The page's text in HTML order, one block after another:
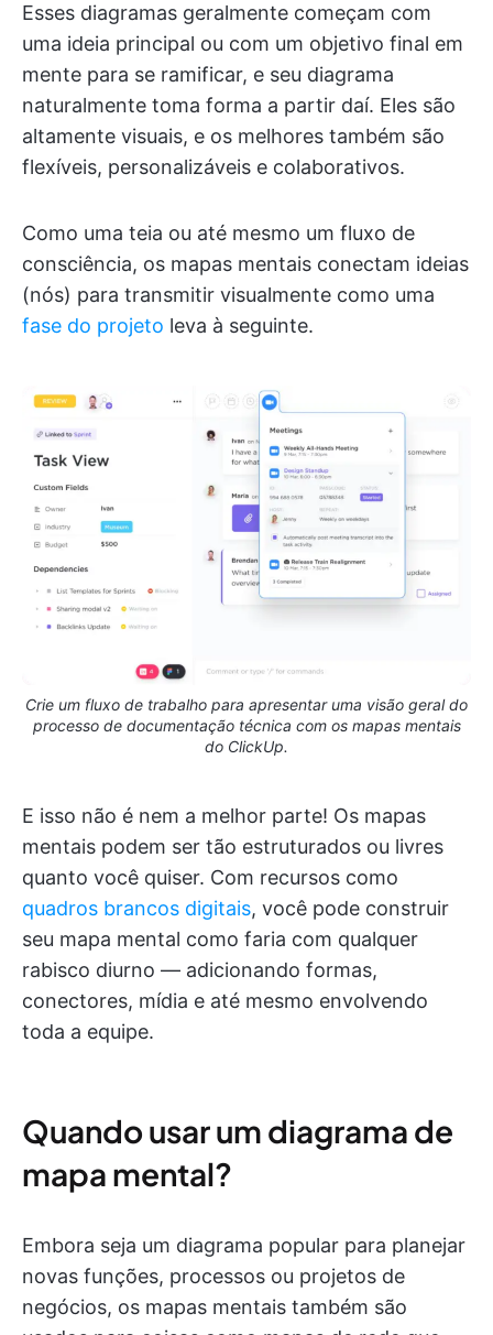
Esses diagramas geralmente começam com
uma ideia principal ou com um objetivo final em
mente para se ramificar, e seu diagrama
naturalmente toma forma a partir daí. Eles são
altamente visuais, e os melhores também são
flexíveis, personalizáveis e colaborativos.
Como uma teia ou até mesmo um fluxo de
consciência, os mapas mentais conectam ideias
(nós) para transmitir visualmente como uma
fase do projeto leva à seguinte.
Crie um fluxo de trabalho para apresentar uma visão geral do
processo de documentação técnica com os mapas mentais
do ClickUp.
E isso não é nem a melhor parte! Os mapas
mentais podem ser tão estruturados ou livres
quanto você quiser. Com recursos como
quadros brancos digitais, você pode construir
seu mapa mental como faria com qualquer
rabisco diurno — adicionando formas,
conectores, mídia e até mesmo envolvendo
toda a equipe.
Quando usar um diagrama de
mapa mental?
Embora seja um diagrama popular para planejar
novas funções, processos ou projetos de
negócios, os mapas mentais também são